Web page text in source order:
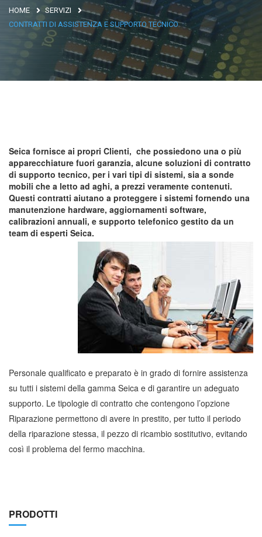
Brasile
Asia
Giappone
North Africa
South Africa
HOME
SERVIZI
CONTRATTI DI ASSISTENZA E SUPPORTO TECNICO
Seica fornisce ai propri Clienti, che possiedono una o più
apparecchiature fuori garanzia, alcune soluzioni di contratto
di supporto tecnico, per i vari tipi di sistemi, sia a sonde
mobili che a letto ad aghi, a prezzi veramente contenuti.
Questi contratti aiutano a proteggere i sistemi fornendo una
manutenzione hardware, aggiornamenti software,
calibrazioni annuali, e supporto telefonico gestito da un
team di esperti Seica.
Personale qualificato e preparato è in grado di fornire assistenza
su tutti i sistemi della gamma Seica e di garantire un adeguato
supporto. Le tipologie di contratto che contengono l’opzione
Riparazione permettono di avere in prestito, per tutto il periodo
della riparazione stessa, il pezzo di ricambio sostitutivo, evitando
così il problema del fermo macchina.
PRODOTTI